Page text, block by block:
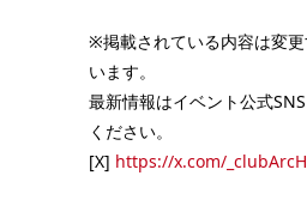
※掲載されている内容は変
います。
最新情報はイベント公式
ください。
[X] https://x.com/_clubArcH